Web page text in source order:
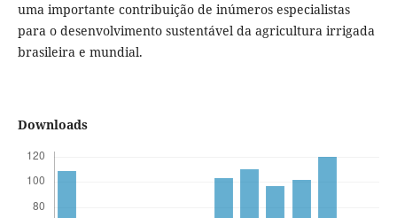
uma importante contribuição de inúmeros especialistas
para o desenvolvimento sustentável da agricultura irrigada
brasileira e mundial.
Downloads